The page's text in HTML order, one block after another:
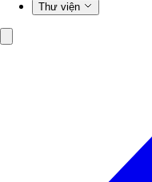
Thư viện